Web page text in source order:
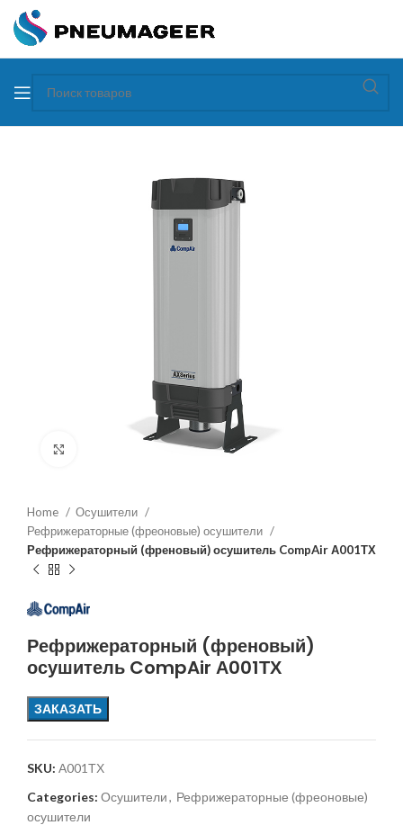
Home
Осушители
Рефрижераторные (фреоновые) осушители
Рефрижераторный (френовый) осушитель CompAir А001ТХ
Рефрижераторный (френовый)
осушитель CompAir А001ТХ
ЗАКАЗАТЬ
SKU: А001ТХ
Categories: Осушители, Рефрижераторные (фреоновые)
осушители